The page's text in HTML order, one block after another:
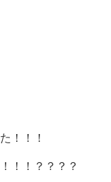
！！！
！！？？？？